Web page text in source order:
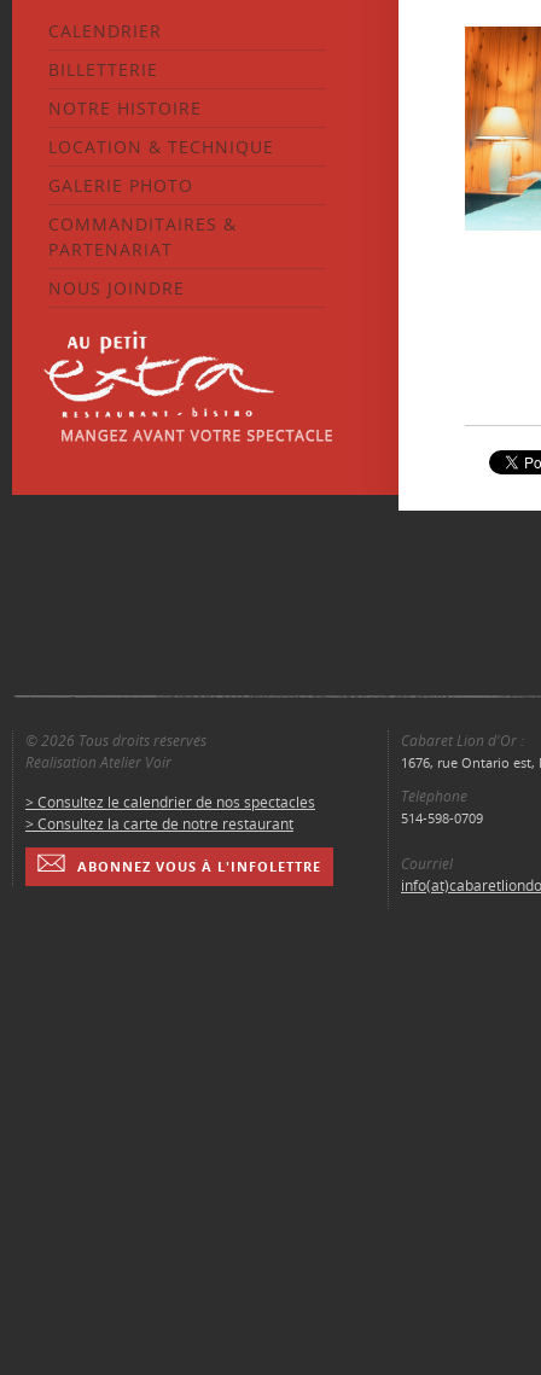
CALENDRIER
BILLETTERIE
NOTRE HISTOIRE
LOCATION & TECHNIQUE
GALERIE PHOTO
COMMANDITAIRES &
PARTENARIAT
NOUS JOINDRE
© 2026 Tous droits réservés
Réalisation Atelier Voir
> Consultez le calendrier de nos spectacles
> Consultez la carte de notre restaurant
ABONNEZ VOUS À L'INFOLETTRE
Cabaret Lion d'Or :
1676, rue Ontario est,
Téléphone
514-598-0709
Courriel